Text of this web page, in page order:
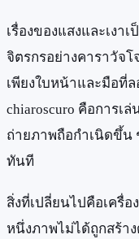
เรื่องของแสงและเงา
จิตรกรอย่างคาราวัจ
เพียงใบหน้าและมือที่
chiaroscuro คือการเ
ถ่ายภาพถือกำเนิดขึ้น
ทันที
สิ่งที่เปลี่ยนไปคือเครื่
หนึ่งภาพไม่ได้ถูกสร้า